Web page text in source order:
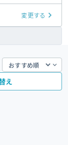
変更する
え